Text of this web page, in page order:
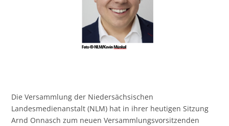
Die Versammlung der Niedersächsischen
Landesmedienanstalt (NLM) hat in ihrer heutigen Sitzung
Arnd Onnasch zum neuen Versammlungsvorsitzenden